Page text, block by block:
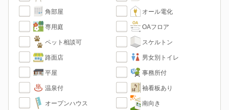
角部屋 オール電化
専用庭 OAフロア
ペット相談可 スケルトン
路面店 男女別トイレ
平屋 事務所付
温泉付 袖看板あり
オープンハウス 南向き